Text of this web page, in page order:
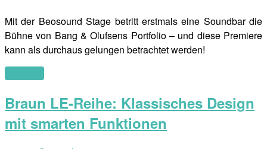
Mit der Beosound Stage betritt erstmals eine Soundbar die
Bühne von Bang & Olufsens Portfolio – und diese Premiere
kann als durchaus gelungen betrachtet werden!
Braun LE-Reihe: Klassisches Design
mit smarten Funktionen